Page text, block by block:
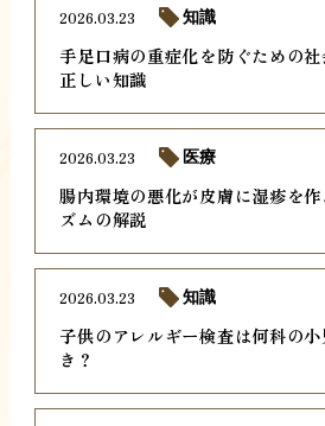
手足口病の重症化を防ぐための
正しい知識
2026.03.23 知識
腸内環境の悪化が皮膚に湿疹を
ズムの解説
2026.03.23 医療
子供のアレルギー検査は何科の
き？
2026.03.23 知識